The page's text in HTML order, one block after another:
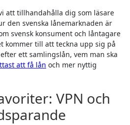
att tillhandahålla dig som läsare
den svenska lånemarknaden är
svensk konsument och låntagare
kommer till att teckna upp sig på
ett samlingslån, vem man ska
att få lån och mer nyttig
VPN och